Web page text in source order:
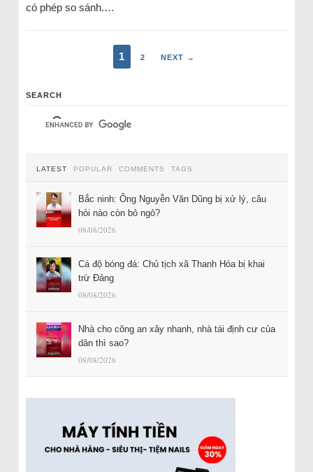
có phép so sánh.…
1 2 NEXT →
SEARCH
LATEST POPULAR COMMENTS TAGS
Bắc ninh: Ông Nguyễn Văn Dũng bị xử lý, câu
hỏi nào còn bỏ ngỏ?
08/08/2026
Cá độ bóng đá: Chủ tịch xã Thanh Hóa bị khai
trừ Đảng
08/08/2026
Nhà cho công an xây nhanh, nhà tái định cư của
dân thì sao?
08/08/2026